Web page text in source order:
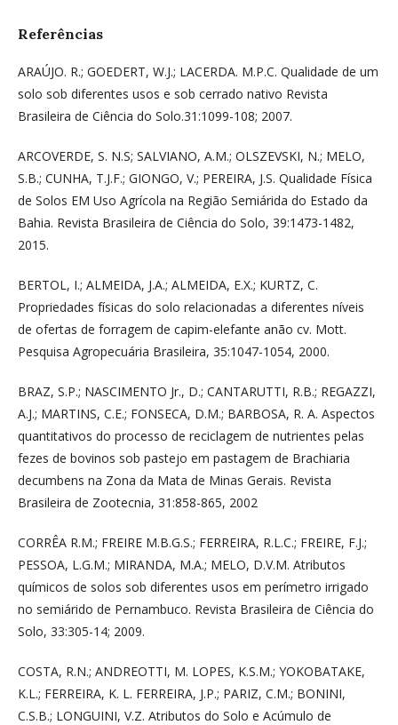
Referências
ARAÚJO. R.; GOEDERT, W.J.; LACERDA. M.P.C. Qualidade de um
solo sob diferentes usos e sob cerrado nativo Revista
Brasileira de Ciência do Solo.31:1099-108; 2007.
ARCOVERDE, S. N.S; SALVIANO, A.M.; OLSZEVSKI, N.; MELO,
S.B.; CUNHA, T.J.F.; GIONGO, V.; PEREIRA, J.S. Qualidade Física
de Solos EM Uso Agrícola na Região Semiárida do Estado da
Bahia. Revista Brasileira de Ciência do Solo, 39:1473-1482,
2015.
BERTOL, I.; ALMEIDA, J.A.; ALMEIDA, E.X.; KURTZ, C.
Propriedades físicas do solo relacionadas a diferentes níveis
de ofertas de forragem de capim-elefante anão cv. Mott.
Pesquisa Agropecuária Brasileira, 35:1047-1054, 2000.
BRAZ, S.P.; NASCIMENTO Jr., D.; CANTARUTTI, R.B.; REGAZZI,
A.J.; MARTINS, C.E.; FONSECA, D.M.; BARBOSA, R. A. Aspectos
quantitativos do processo de reciclagem de nutrientes pelas
fezes de bovinos sob pastejo em pastagem de Brachiaria
decumbens na Zona da Mata de Minas Gerais. Revista
Brasileira de Zootecnia, 31:858-865, 2002
CORRÊA R.M.; FREIRE M.B.G.S.; FERREIRA, R.L.C.; FREIRE, F.J.;
PESSOA, L.G.M.; MIRANDA, M.A.; MELO, D.V.M. Atributos
químicos de solos sob diferentes usos em perímetro irrigado
no semiárido de Pernambuco. Revista Brasileira de Ciência do
Solo, 33:305-14; 2009.
COSTA, R.N.; ANDREOTTI, M. LOPES, K.S.M.; YOKOBATAKE,
K.L.; FERREIRA, K. L. FERREIRA, J.P.; PARIZ, C.M.; BONINI,
C.S.B.; LONGUINI, V.Z. Atributos do Solo e Acúmulo de